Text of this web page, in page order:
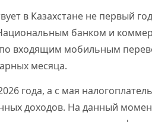
в Казахстане не первый
банком и
входящим мобильным
месяца.
года, а с мая
доходов. На данный